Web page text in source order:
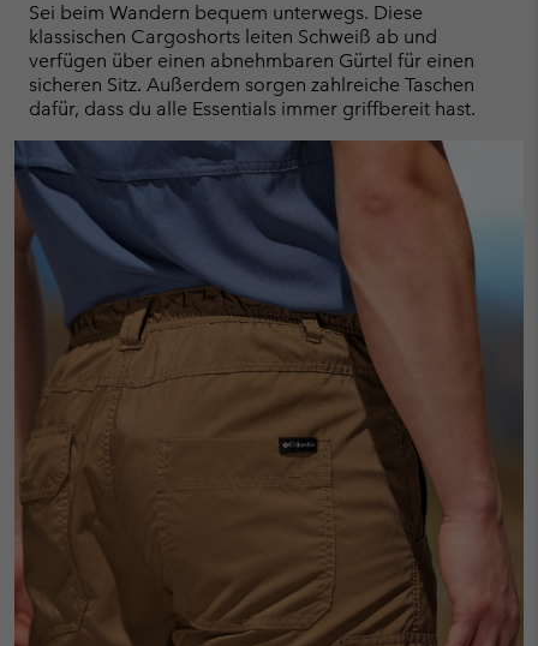
Sei beim Wandern bequem unterwegs. Diese
klassischen Cargoshorts leiten Schweiß ab und
verfügen über einen abnehmbaren Gürtel für einen
sicheren Sitz. Außerdem sorgen zahlreiche Taschen
dafür, dass du alle Essentials immer griffbereit hast.